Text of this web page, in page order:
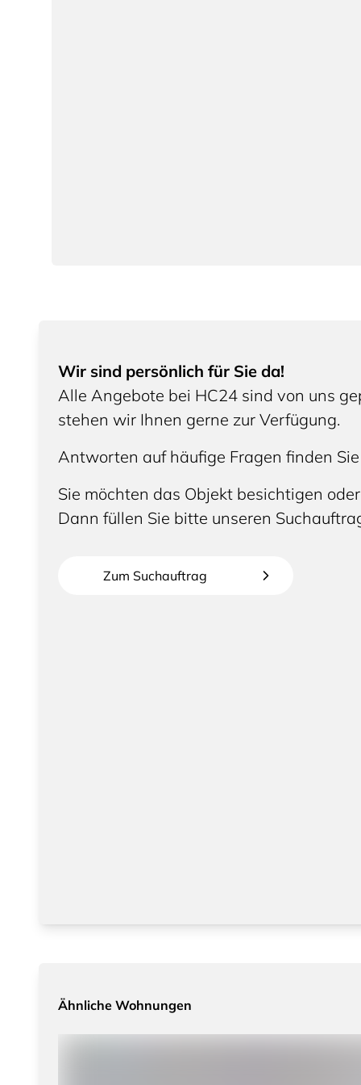
Wir sind persönlich für Sie da!
Alle Angebote bei HC24 sind von uns
stehen wir Ihnen gerne zur Verfügung.
Antworten auf häufige Fragen finden
Sie möchten das Objekt besichtigen
Dann füllen Sie bitte unseren
Zum Suchauftrag
Ähnliche Wohnungen